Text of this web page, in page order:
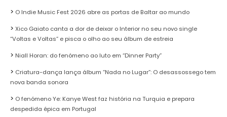
O Indie Music Fest 2026 abre as portas de Baltar ao mundo
Xico Gaiato canta a dor de deixar o Interior no seu novo single
“Voltas e Voltas” e pisca o olho ao seu álbum de estreia
Niall Horan: do fenómeno ao luto em “Dinner Party”
Criatura-dança lança álbum “Nada no Lugar”: O desassossego tem
nova banda sonora
O fenómeno Ye: Kanye West faz história na Turquia e prepara
despedida épica em Portugal